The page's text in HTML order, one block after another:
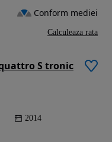
S tronic
2014
Conform mediei
Calculeaza rata